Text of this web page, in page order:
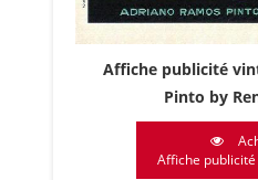
Affiche publicité
Pinto by
Affiche